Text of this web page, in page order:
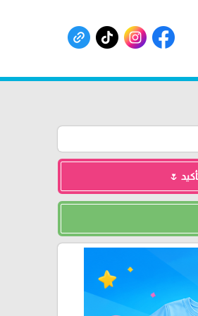
🌷